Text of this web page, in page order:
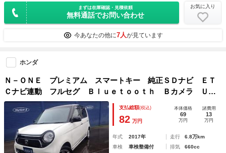
まずは在庫確認・見積依頼
無料通話でお問い合わせ
お気に入り
今あなたの他に7人が見ています
ホンダ
Ｎ－ＯＮＥ プレミアム スマートキー 純正ＳＤナビ ＥＴ
Ｃナビ連動 フルセグ Ｂｌｕｅｔｏｏｔｈ Ｂカメラ ＵＳ
Ｂ ＨＩＤ ドラレコ 純正１４ＡＷ ＦＯＧランプ 盗難防
止装置 オートライト フロントウィンドウＵＶ
支払総額(税込)
82 万円
本体価格
69
万円
諸費用
13
万円
年式 2017年 走行
6.8万km
車検
車検整備付 排気
660cc